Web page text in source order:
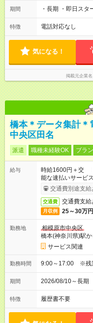
期間 ・長期 ・即日スタ
特徴 電話対応なし
気になる！
掲載元企業名
橋本＊データ集計
中央区田名
派遣 職種未経験OK ブラ
給与
時給1600円＋交
能な速払いサービ
交通費別途支給
交通費 交通費支給
月収例 25～30万円
勤務地
相模原市中央区
橋本(神奈川県)駅
サービス関連
勤務時間 9:00～17:00 ※残
期間 2026/08/10～長
特徴 履歴書不要